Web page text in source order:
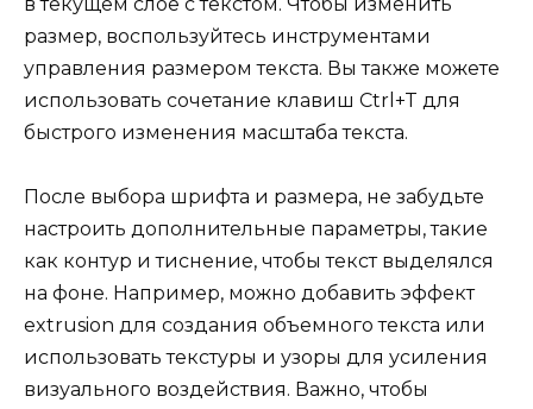
размер, воспользуйтесь инструментами
управления размером текста. Вы также можете
использовать сочетание клавиш Ctrl+T для
быстрого изменения масштаба текста.
После выбора шрифта и размера, не забудьте
настроить дополнительные параметры, такие
как контур и тиснение, чтобы текст выделялся
на фоне. Например, можно добавить эффект
extrusion для создания объемного текста или
использовать текстуры и узоры для усиления
визуального воздействия. Важно, чтобы